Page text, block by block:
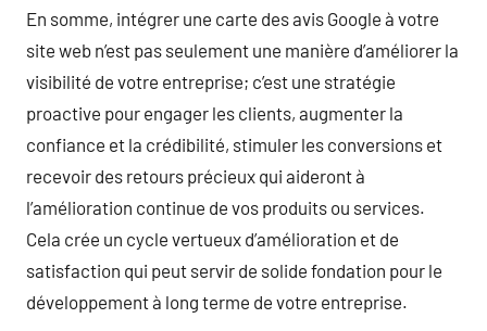
En somme, intégrer une carte des avis Google à votre
site web n’est pas seulement une manière d’améliorer la
visibilité de votre entreprise; c’est une stratégie
proactive pour engager les clients, augmenter la
confiance et la crédibilité, stimuler les conversions et
recevoir des retours précieux qui aideront à
l’amélioration continue de vos produits ou services.
Cela crée un cycle vertueux d’amélioration et de
satisfaction qui peut servir de solide fondation pour le
développement à long terme de votre entreprise.